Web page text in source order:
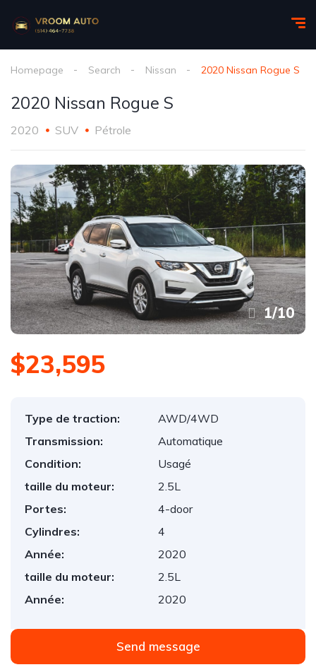
Homepage Search Nissan 2020 Nissan Rogue S
2020 Nissan Rogue S
2020 SUV Pétrole
1/10
$23,595
Type de traction:
AWD/4WD
Transmission:
Automatique
Condition:
Usagé
taille du moteur:
2.5L
Portes:
4-door
Cylindres:
4
Année:
2020
taille du moteur:
2.5L
Année:
2020
Send message